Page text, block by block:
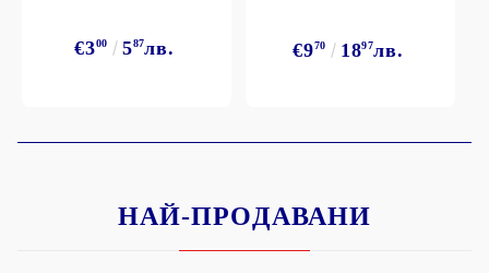
€300 587лв. €970 1897лв.
НАЙ-ПРОДАВАНИ